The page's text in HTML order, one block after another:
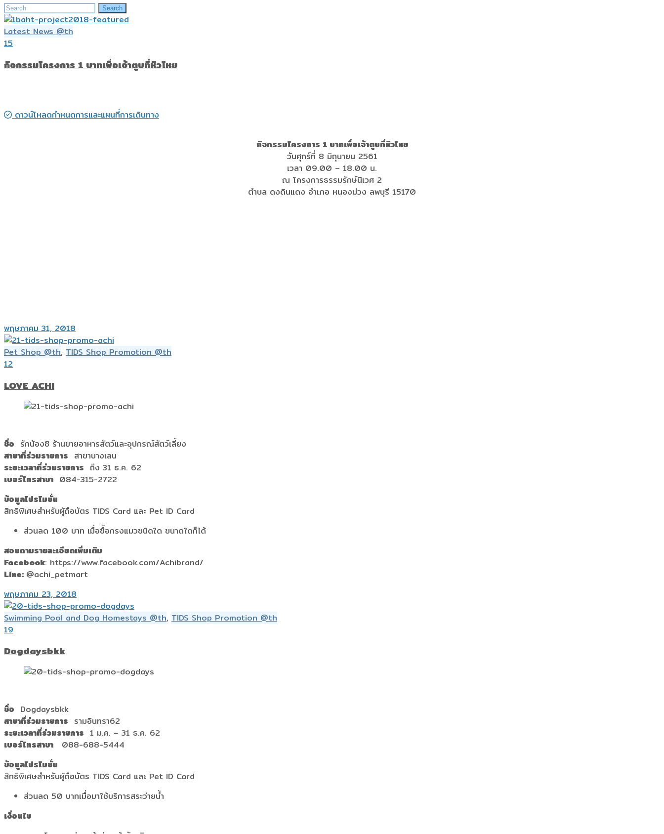
Search
for:
Search
Latest News @th
15
กิจกรรมโครงการ 1 บาทเพื่อเจ้าตูบที่หิวโหย
ดาวน์โหลดกำหนดการและแผนที่การเดินทาง
กิจกรรมโครงการ 1 บาทเพื่อเจ้าตูบที่หิวโหย
วันศุกร์ที่ 8 มิถุนายน 2561
เวลา 09.00 – 18.00 น.
ณ โครงการธรรมรักษ์นิเวศ 2
ตำบล ดงดินแดง อำเภอ หนองม่วง ลพบุรี 15170
พฤษภาคม 31, 2018
Pet Shop @th, TIDS Shop Promotion @th
12
LOVE ACHI
ชื่อ รักน้องชิ ร้านขายอาหารสัตว์และอุปกรณ์สัตว์เลี้ยง
สาขาที่ร่วมรายการ สาขาบางเลน
ระยะเวลาที่ร่วมรายการ ถึง 31 ธ.ค. 62
เบอร์โทรสาขา 084-315-2722
ข้อมูลโปรโมชั่น
สิทธิพิเศษสำหรับผู้ถือบัตร TIDS Card และ Pet ID Card
ส่วนลด 100 บาท เมื่อซื้อกรงแมวชนิดใด ขนาดใดก็ได้
สอบถามรายละเอียดเพิ่มเติม
Facebook: https://www.facebook.com/Achibrand/
Line: @achi_petmart
พฤษภาคม 23, 2018
Swimming Pool and Dog Homestays @th, TIDS Shop Promotion @th
19
Dogdaysbkk
ชื่อ Dogdaysbkk
สาขาที่ร่วมรายการ รามอินทรา62
ระยะเวลาที่ร่วมรายการ 1 ม.ค. – 31 ธ.ค. 62
เบอร์โทรสาขา
088-688-5444
ข้อมูลโปรโมชั่น
สิทธิพิเศษสำหรับผู้ถือบัตร TIDS Card และ Pet ID Card
ส่วนลด 50 บาทเมื่อมาใช้บริการสระว่ายน้ำ
เงื่อนไข